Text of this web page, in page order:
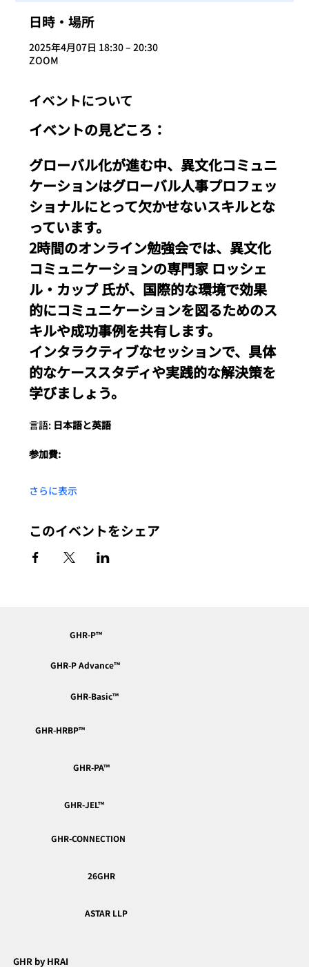
日時・場所
2025年4月07日 18:30 – 20:30
ZOOM
イベントについて
イベントの見どころ：
グローバル化が進む中、異文化コミュニ
ケーションはグローバル人事プロフェッ
ショナルにとって欠かせないスキルとな
っています。
2時間のオンライン勉強会では、異文化
コミュニケーションの専門家 ロッシェ
ル・カップ 氏が、国際的な環境で効果
的にコミュニケーションを図るためのス
キルや成功事例を共有します。
インタラクティブなセッションで、具体
的なケーススタディや実践的な解決策を
学びましょう。
言語: 日本語と英語
参加費:
さらに表示
このイベントをシェア
GHR-P™︎
GHR-P Advance™︎
GHR-Basic™︎
GHR-HRBP™︎
GHR-PA™︎
GHR-JEL™︎
GHR-CONNECTION
26GHR
ASTAR LLP
GHR by HRAI